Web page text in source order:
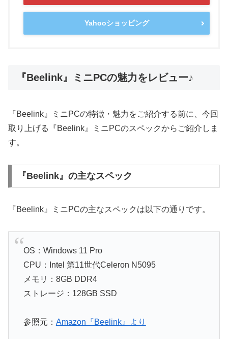
Yahooショッピング
『Beelink』ミニPCの魅力をレビュー♪
『Beelink』ミニPCの特徴・魅力をご紹介する前に、今回
取り上げる『Beelink』ミニPCのスペックからご紹介しま
す。
『Beelink』の主なスペック
『Beelink』ミニPCの主なスペックは以下の通りです。
OS：Windows 11 Pro
CPU：Intel 第11世代Celeron N5095
メモリ：8GB DDR4
ストレージ：128GB SSD
参照元： Amazon『Beelink』より